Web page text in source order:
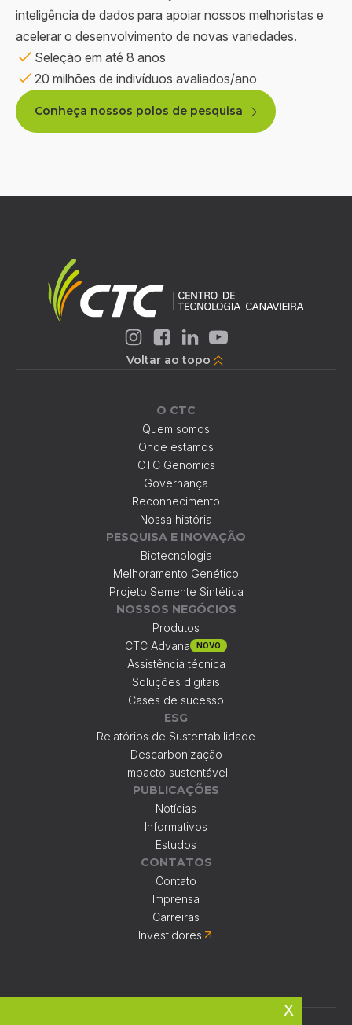
inteligência de dados para apoiar nossos melhoristas e
acelerar o desenvolvimento de novas variedades.
Seleção em até 8 anos
20 milhões de indivíduos avaliados/ano
Conheça nossos polos de pesquisa
Voltar ao topo
O CTC
Quem somos
Onde estamos
CTC Genomics
Governança
Reconhecimento
Nossa história
PESQUISA E INOVAÇÃO
Biotecnologia
Melhoramento Genético
Projeto Semente Sintética
NOSSOS NEGÓCIOS
Produtos
CTC Advana
NOVO
Assistência técnica
Soluções digitais
Cases de sucesso
ESG
Relatórios de Sustentabilidade
Descarbonização
Impacto sustentável
PUBLICAÇÕES
Notícias
Informativos
Estudos
CONTATOS
Contato
Imprensa
Carreiras
Investidores
Fazenda Santo Antônio, S/N, Bairro Santo Antôniox